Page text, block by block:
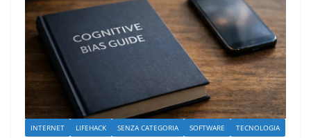
INTERNET LIFEHACK SENZA CATEGORIA SOFTWARE TECNOLOGIA